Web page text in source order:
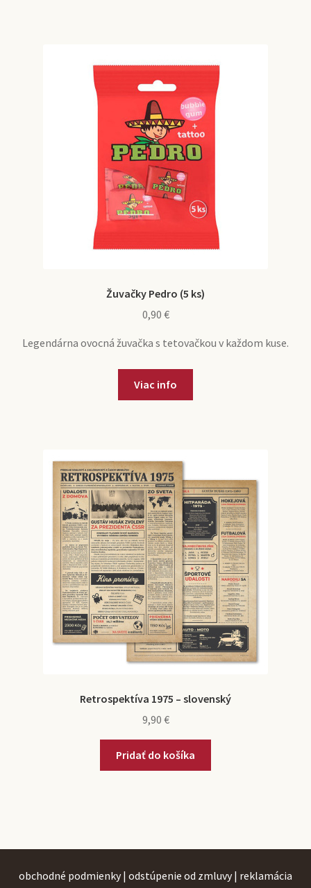
Žuvačky Pedro (5 ks)
0,90 €
Legendárna ovocná žuvačka s tetovačkou v každom kuse.
Viac info
Retrospektíva 1975 – slovenský
9,90 €
Pridať do košíka
obchodné podmienky | odstúpenie od zmluvy | reklamácia